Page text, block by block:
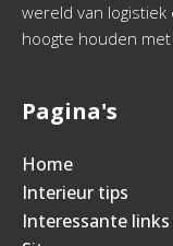
wereld van
hoogte houden
Pagina's
Home
Interieur tips
Interessante links